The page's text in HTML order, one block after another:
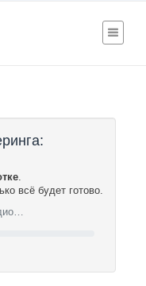
.
всё будет готово.